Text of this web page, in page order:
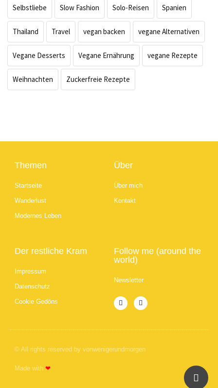
Selbstliebe Slow Fashion Solo-Reisen Spanien
Thailand Travel vegan backen vegane Alternativen
Vegane Desserts Vegane Ernährung vegane Rezepte
Weihnachten Zuckerfreie Rezepte
Themen
Startseite
Wanderlust
Modernes Leben
Über
Über mich
Kontakt
Der restliche Kram
Impressum
Datenschutz
Cookie Gedöns
Follow me (around the
world)
Newsletter
© All rights reserved by vonwenigerundmorgen
Made with ❤